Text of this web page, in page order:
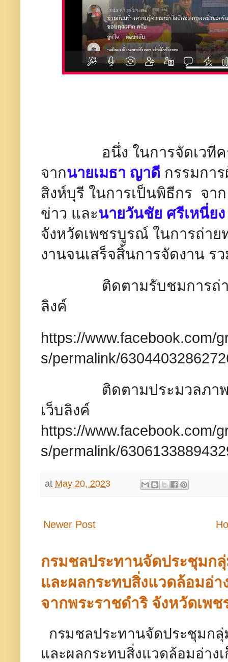
อนึ่ง ในการจัดเวทีครั้ง
จากนายเมธา ญาดี กรรมกา
สิงห์บุรี ในการเป็นพิธีกร จา
ข่าว และนายวันชัย ศรีเหนี่ย
จังหวัดเพชรบูรณ์​ ในการถ่า
งานจนเสร็จสิ้นการจัดงาน ร
ติดตามรับชมการถ่ายท
ลิงค์
https://www.facebook.com/
s/permalink/
ติดตามประมวลภาพส่ว
เว็บ​ลิงค์​
https://www.facebook.com/
s/permalink/
at May 20, 2023
Newer Post
กรมชลประทานจัดประชุมก
และผลกระทบสิ่งแวดล้อมอ่า
จากพระราชดำริ จังหวัดเพ
กรมชลประทานจัดประชุมก
และผลกระทบสิ่งแวดล้อมอ่าง